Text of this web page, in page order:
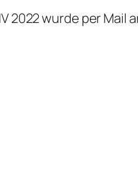
2022 wurde per